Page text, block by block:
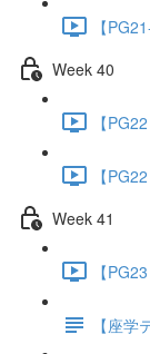
【
Week 40
【
【
Week 41
【
【座学